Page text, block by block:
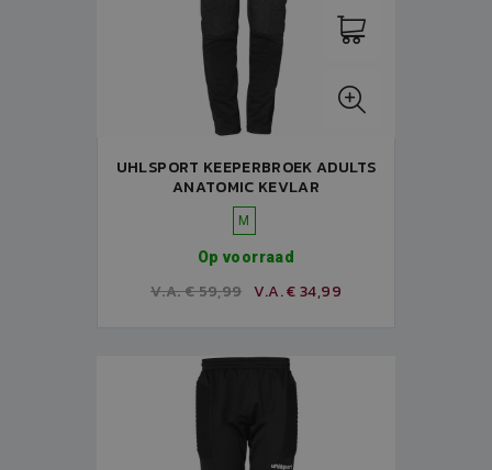
UHLSPORT KEEPERBROEK ADULTS
ANATOMIC KEVLAR
M
Op voorraad
V.A. € 59,99 V.A. € 34,99